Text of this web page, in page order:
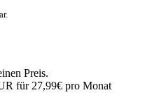
Preis.
für 27,99€ pro Monat